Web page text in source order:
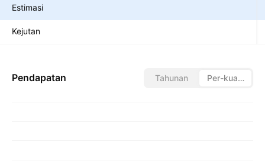
Estimasi
Kejutan
Pendapatan Tahunan Per-kuartal